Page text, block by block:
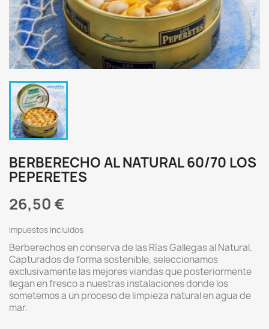
BERBERECHO AL NATURAL 60/70 LOS
PEPERETES
26,50 €
Impuestos incluidos
Berberechos en conserva de las Rías Gallegas al Natural.
Capturados de forma sostenible, seleccionamos
exclusivamente las mejores viandas que posteriormente
llegan en fresco a nuestras instalaciones donde los
sometemos a un proceso de limpieza natural en agua de
mar.